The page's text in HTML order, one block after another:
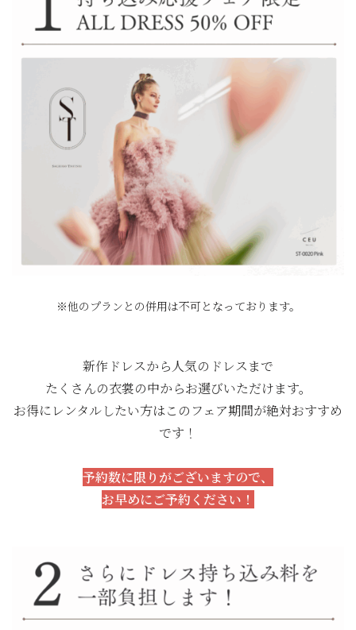
※他のプランとの併用は不可となっております。
新作ドレスから人気のドレスまで
たくさんの衣裳の中からお選びいただけます。
お得にレンタルしたい方はこのフェア期間が絶対おすすめ
です！
予約数に限りがございますので、
お早めにご予約ください！